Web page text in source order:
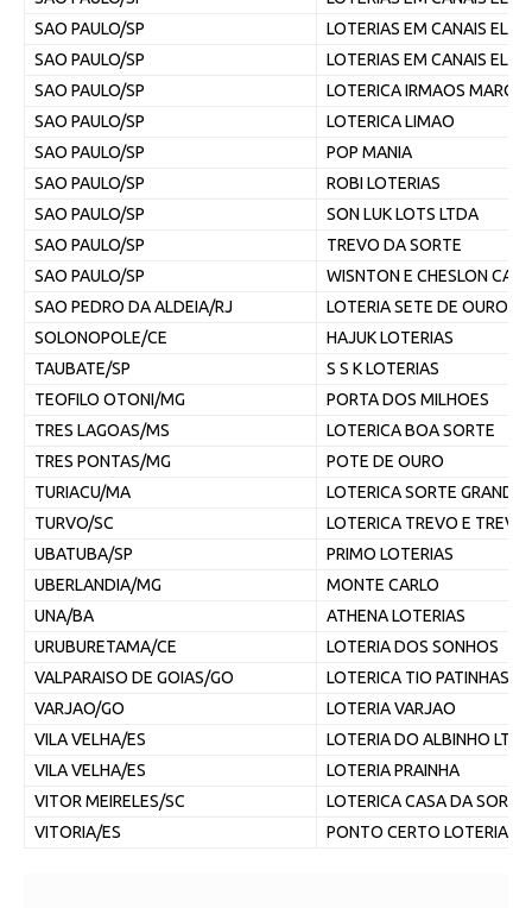
SAO PAULO/SP
LOTERIAS EM CANAIS
SAO PAULO/SP
LOTERIAS EM CANAIS
SAO PAULO/SP
LOTERICA IRMAOS
SAO PAULO/SP
LOTERICA LIMAO
SAO PAULO/SP
POP MANIA
SAO PAULO/SP
ROBI LOTERIAS
SAO PAULO/SP
SON LUK LOTS LTDA
SAO PAULO/SP
TREVO DA SORTE
SAO PAULO/SP
WISNTON E CHESLON
SAO PEDRO DA ALDEIA/RJ
LOTERIA SETE DE OUROS III
SOLONOPOLE/CE
HAJUK LOTERIAS
TAUBATE/SP
S S K LOTERIAS
TEOFILO OTONI/MG
PORTA DOS MILHOES
TRES LAGOAS/MS
LOTERICA BOA SORTE
TRES PONTAS/MG
POTE DE OURO
TURIACU/MA
LOTERICA SORTE GRANDE
TURVO/SC
LOTERICA TREVO E TREVO
UBATUBA/SP
PRIMO LOTERIAS
UBERLANDIA/MG
MONTE CARLO
UNA/BA
ATHENA LOTERIAS
URUBURETAMA/CE
LOTERIA DOS SONHOS
VALPARAISO DE GOIAS/GO
LOTERICA TIO PATINHAS
VARJAO/GO
LOTERIA VARJAO
VILA VELHA/ES
LOTERIA DO ALBINHO LTDA
VILA VELHA/ES
LOTERIA PRAINHA
VITOR MEIRELES/SC
LOTERICA CASA DA SORTE
VITORIA/ES
PONTO CERTO LOTERIA